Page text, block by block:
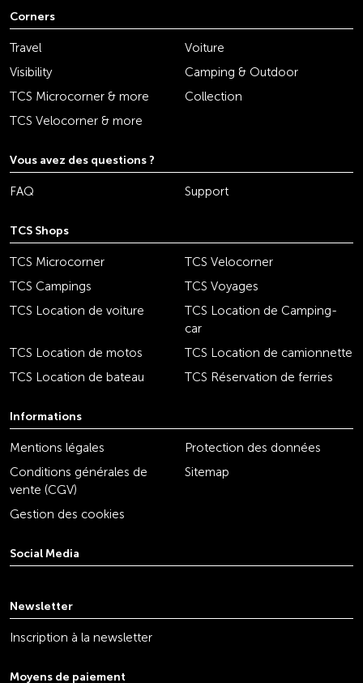
Corners
Travel
Voiture
Visibility
Camping & Outdoor
TCS Microcorner & more
Collection
TCS Velocorner & more
Vous avez des questions ?
FAQ Support
TCS Shops
TCS Microcorner
TCS Velocorner
TCS Campings
TCS Voyages
TCS Location de voiture
TCS Location de Camping-
car
TCS Location de motos
TCS Location de camionnette
TCS Location de bateau
TCS Réservation de ferries
Informations
Mentions légales
Protection des données
Conditions générales de
vente (CGV)
Sitemap
Gestion des cookies
Social Media
Newsletter
Inscription à la newsletter
Moyens de paiement